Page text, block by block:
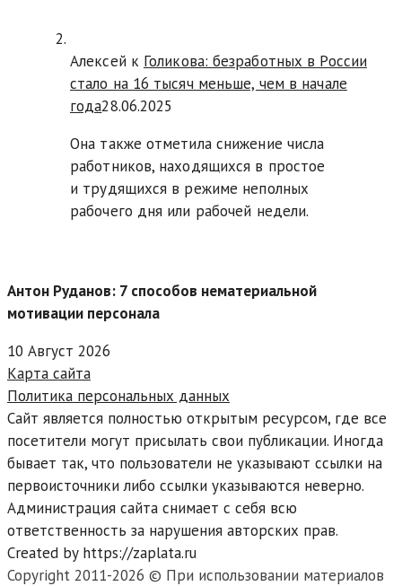
Алексей к Голикова: безработных в России
стало на 16 тысяч меньше, чем в начале
года28.06.2025
Она также отметила снижение числа
работников, находящихся в простое
и трудящихся в режиме неполных
рабочего дня или рабочей недели.
Антон Руданов: 7 способов нематериальной
мотивации персонала
10 Август 2026
Карта сайта
Политика персональных данных
Сайт является полностью открытым ресурсом, где все
посетители могут присылать свои публикации. Иногда
бывает так, что пользователи не указывают ссылки на
первоисточники либо ссылки указываются неверно.
Администрация сайта снимает с себя всю
ответственность за нарушения авторских прав.
Created by https://zaplata.ru
Copyright 2011-2026 © При использовании материалов